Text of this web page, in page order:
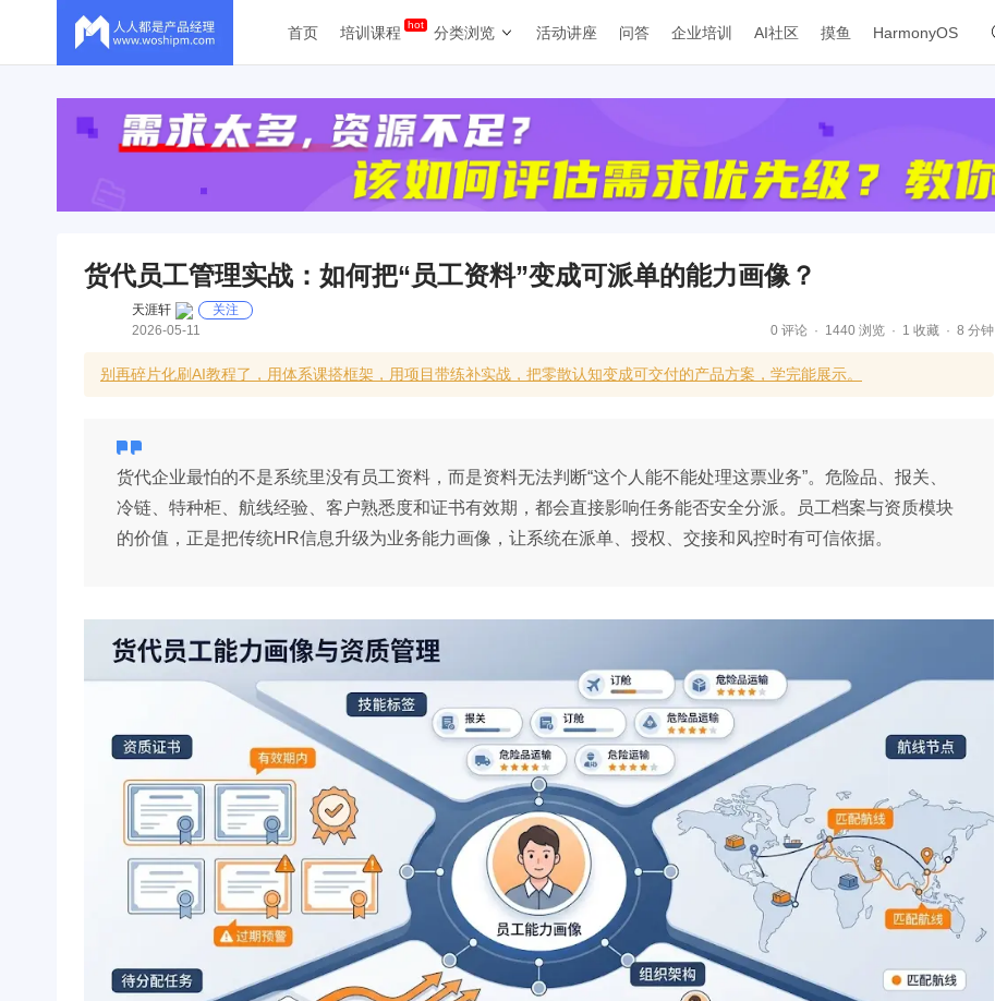
首页 培训课程 分类浏览 活动讲座 问答 企业培训 AI社区 摸鱼 HarmonyOS
货代员工管理实战：如何把“员工资料”变成可派单的能力画像？
天涯轩
关注
2026-05-11
0 评论 1440 浏览 1 收藏 8 分钟
别再碎片化刷AI教程了，用体系课搭框架，用项目带练补实战，把零散认知变成可交付的产品方案，学完能展示。
货代企业最怕的不是系统里没有员工资料，而是资料无法判断“这个人能不能处理这票业务”。危险品、报关、
冷链、特种柜、航线经验、客户熟悉度和证书有效期，都会直接影响任务能否安全分派。员工档案与资质模块
的价值，正是把传统HR信息升级为业务能力画像，让系统在派单、授权、交接和风控时有可信依据。